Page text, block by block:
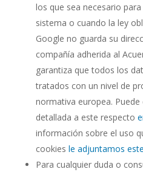
los que sea necesario
sistema o cuando la ley
Google no guarda su
compañía adherida al
garantiza que todos los
tratados con un nivel de
normativa europea.
detallada a este respecto
información sobre el uso
cookies le adjuntamos
Para cualquier duda o